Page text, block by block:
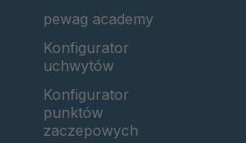
pewag academy
Konfigurator
uchwytów
Konfigurator
punktów
zaczepowych